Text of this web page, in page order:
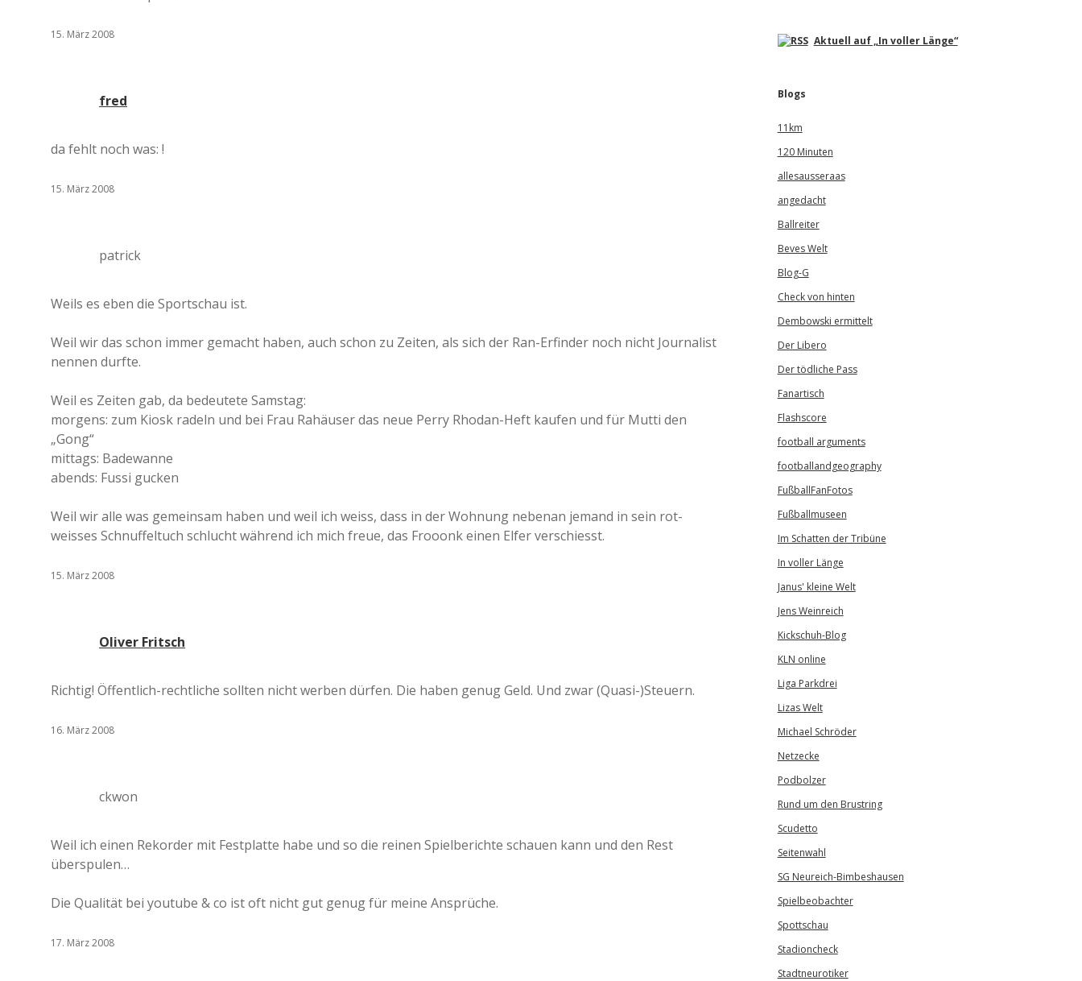
15. März 2008
fred
da fehlt noch was: !
15. März 2008
patrick
Weils es eben die Sportschau ist.
Weil wir das schon immer gemacht haben, auch schon zu Zeiten, als sich der Ran-Erfinder noch nicht Journalist
nennen durfte.
Weil es Zeiten gab, da bedeutete Samstag:
morgens: zum Kiosk radeln und bei Frau Rahäuser das neue Perry Rhodan-Heft kaufen und für Mutti den
„Gong“
mittags: Badewanne
abends: Fussi gucken
Weil wir alle was gemeinsam haben und weil ich weiss, dass in der Wohnung nebenan jemand in sein rot-
weisses Schnuffeltuch schlucht während ich mich freue, das Frooonk einen Elfer verschiesst.
15. März 2008
Oliver Fritsch
Richtig! Öffentlich-rechtliche sollten nicht werben dürfen. Die haben genug Geld. Und zwar (Quasi-)Steuern.
16. März 2008
ckwon
Weil ich einen Rekorder mit Festplatte habe und so die reinen Spielberichte schauen kann und den Rest
überspulen…
Die Qualität bei youtube & co ist oft nicht gut genug für meine Ansprüche.
17. März 2008
Aktuell auf „In voller Länge“
Blogs
11km
120 Minuten
allesausseraas
angedacht
Ballreiter
Beves Welt
Blog-G
Check von hinten
Dembowski ermittelt
Der Libero
Der tödliche Pass
Fanartisch
Flashscore
football arguments
footballandgeography
FußballFanFotos
Fußballmuseen
Im Schatten der Tribüne
In voller Länge
Janus' kleine Welt
Jens Weinreich
Kickschuh-Blog
KLN online
Liga Parkdrei
Lizas Welt
Michael Schröder
Netzecke
Podbolzer
Rund um den Brustring
Scudetto
Seitenwahl
SG Neureich-Bimbeshausen
Spielbeobachter
Spottschau
Stadioncheck
Stadtneurotiker